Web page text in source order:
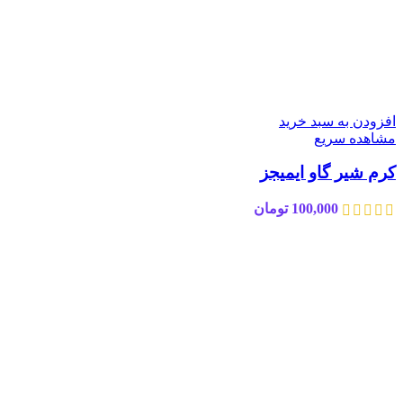
افزودن به سبد خرید
مشاهده سریع
کرم شیر گاو ایمیجز
100,000 تومان